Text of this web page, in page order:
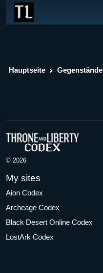
Hauptseite Gegenstände
© 2026
My sites
Aion Codex
Archeage Codex
Black Desert Online Codex
LostArk Codex